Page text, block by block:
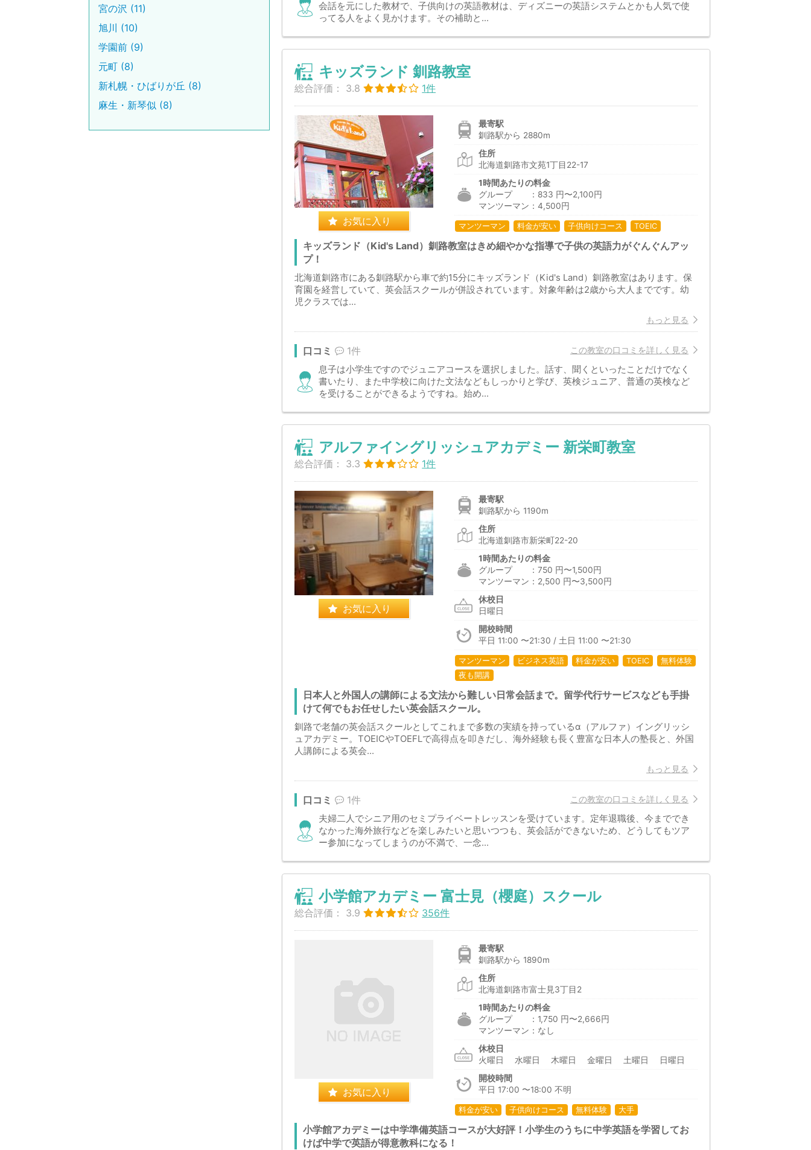
宮の沢 (11)
旭川 (10)
学園前 (9)
元町 (8)
新札幌・ひばりが丘 (8)
麻生・新琴似 (8)
会話を元にした教材で、子供向けの英語教材は、ディズニーの英語システムとかも人気で使
ってる人をよく見かけます。その補助と...
キッズランド 釧路教室
総合評価： 3.8 1件
お気に入り
最寄駅
釧路駅から 2880m
住所
北海道釧路市文苑1丁目22-17
1時間あたりの料金
グループ ：833 円〜2,100円
マンツーマン：4,500円
マンツーマン 料金が安い 子供向けコース TOEIC
キッズランド（Kid's Land）釧路教室はきめ細やかな指導で子供の英語力がぐんぐんアッ
プ！
北海道釧路市にある釧路駅から車で約15分にキッズランド（Kid's Land）釧路教室はあります。保
育園を経営していて、英会話スクールが併設されています。対象年齢は2歳から大人までです。幼
児クラスでは...
もっと見る
この教室の口コミを詳しく見る
口コミ 1件
息子は小学生ですのでジュニアコースを選択しました。話す、聞くといったことだけでなく
書いたり、また中学校に向けた文法などもしっかりと学び、英検ジュニア、普通の英検など
を受けることができるようですね。始め...
アルファイングリッシュアカデミー 新栄町教室
総合評価： 3.3 1件
お気に入り
最寄駅
釧路駅から 1190m
住所
北海道釧路市新栄町22-20
1時間あたりの料金
グループ ：750 円〜1,500円
マンツーマン：2,500 円〜3,500円
休校日
日曜日
開校時間
平日 11:00 〜21:30 / 土日 11:00 〜21:30
マンツーマン ビジネス英語 料金が安い TOEIC
無料体験
夜も開講
日本人と外国人の講師による文法から難しい日常会話まで。留学代行サービスなども手掛
けて何でもお任せしたい英会話スクール。
釧路で老舗の英会話スクールとしてこれまで多数の実績を持っているα（アルファ）イングリッシ
ュアカデミー。TOEICやTOEFLで高得点を叩きだし、海外経験も長く豊富な日本人の塾長と、外国
人講師による英会...
もっと見る
この教室の口コミを詳しく見る
口コミ 1件
夫婦二人でシニア用のセミプライベートレッスンを受けています。定年退職後、今まででき
なかった海外旅行などを楽しみたいと思いつつも、英会話ができないため、どうしてもツア
ー参加になってしまうのが不満で、一念...
小学館アカデミー 富士見（櫻庭）スクール
総合評価： 3.9 356件
お気に入り
最寄駅
釧路駅から 1890m
住所
北海道釧路市富士見3丁目2
1時間あたりの料金
グループ ：1,750 円〜2,666円
マンツーマン：なし
休校日
火曜日 水曜日 木曜日 金曜日 土曜日 日曜日
開校時間
平日 17:00 〜18:00 不明
料金が安い 子供向けコース 無料体験 大手
小学館アカデミーは中学準備英語コースが大好評！小学生のうちに中学英語を学習してお
けば中学で英語が得意教科になる！